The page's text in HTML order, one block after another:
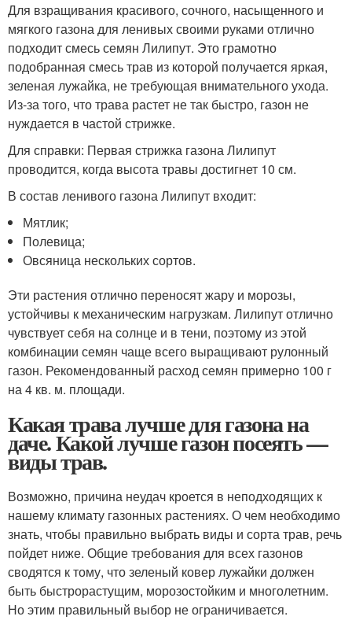
Для взращивания красивого, сочного, насыщенного и
мягкого газона для ленивых своими руками отлично
подходит смесь семян Лилипут. Это грамотно
подобранная смесь трав из которой получается яркая,
зеленая лужайка, не требующая внимательного ухода.
Из-за того, что трава растет не так быстро, газон не
нуждается в частой стрижке.
Для справки: Первая стрижка газона Лилипут
проводится, когда высота травы достигнет 10 см.
В состав ленивого газона Лилипут входит:
Мятлик;
Полевица;
Овсяница нескольких сортов.
Эти растения отлично переносят жару и морозы,
устойчивы к механическим нагрузкам. Лилипут отлично
чувствует себя на солнце и в тени, поэтому из этой
комбинации семян чаще всего выращивают рулонный
газон. Рекомендованный расход семян примерно 100 г
на 4 кв. м. площади.
Какая трава лучше для газона на
даче. Какой лучше газон посеять —
виды трав.
Возможно, причина неудач кроется в неподходящих к
нашему климату газонных растениях. О чем необходимо
знать, чтобы правильно выбрать виды и сорта трав, речь
пойдет ниже. Общие требования для всех газонов
сводятся к тому, что зеленый ковер лужайки должен
быть быстрорастущим, морозостойким и многолетним.
Но этим правильный выбор не ограничивается.